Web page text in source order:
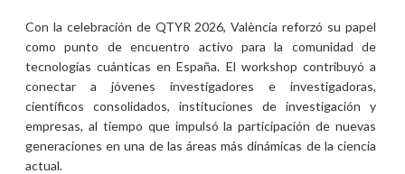
Con la celebración de QTYR 2026, València reforzó su papel
como punto de encuentro activo para la comunidad de
tecnologías cuánticas en España. El workshop contribuyó a
conectar a jóvenes investigadores e investigadoras,
científicos consolidados, instituciones de investigación y
empresas, al tiempo que impulsó la participación de nuevas
generaciones en una de las áreas más dinámicas de la ciencia
actual.